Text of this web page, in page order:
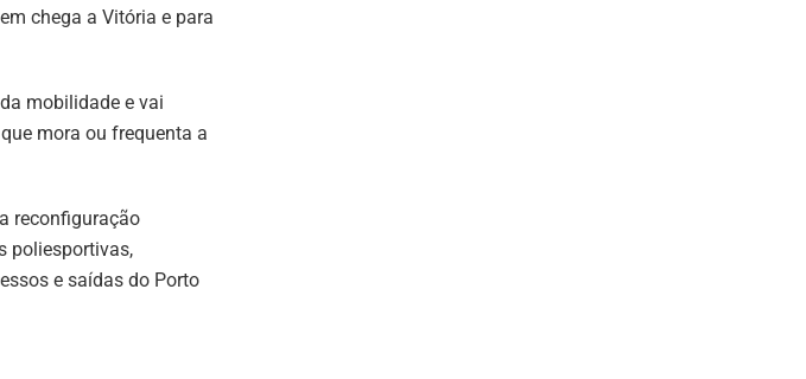
chega a Vitória e para
mobilidade e vai
mora ou frequenta a
reconfiguração
poliesportivas,
e saídas do Porto